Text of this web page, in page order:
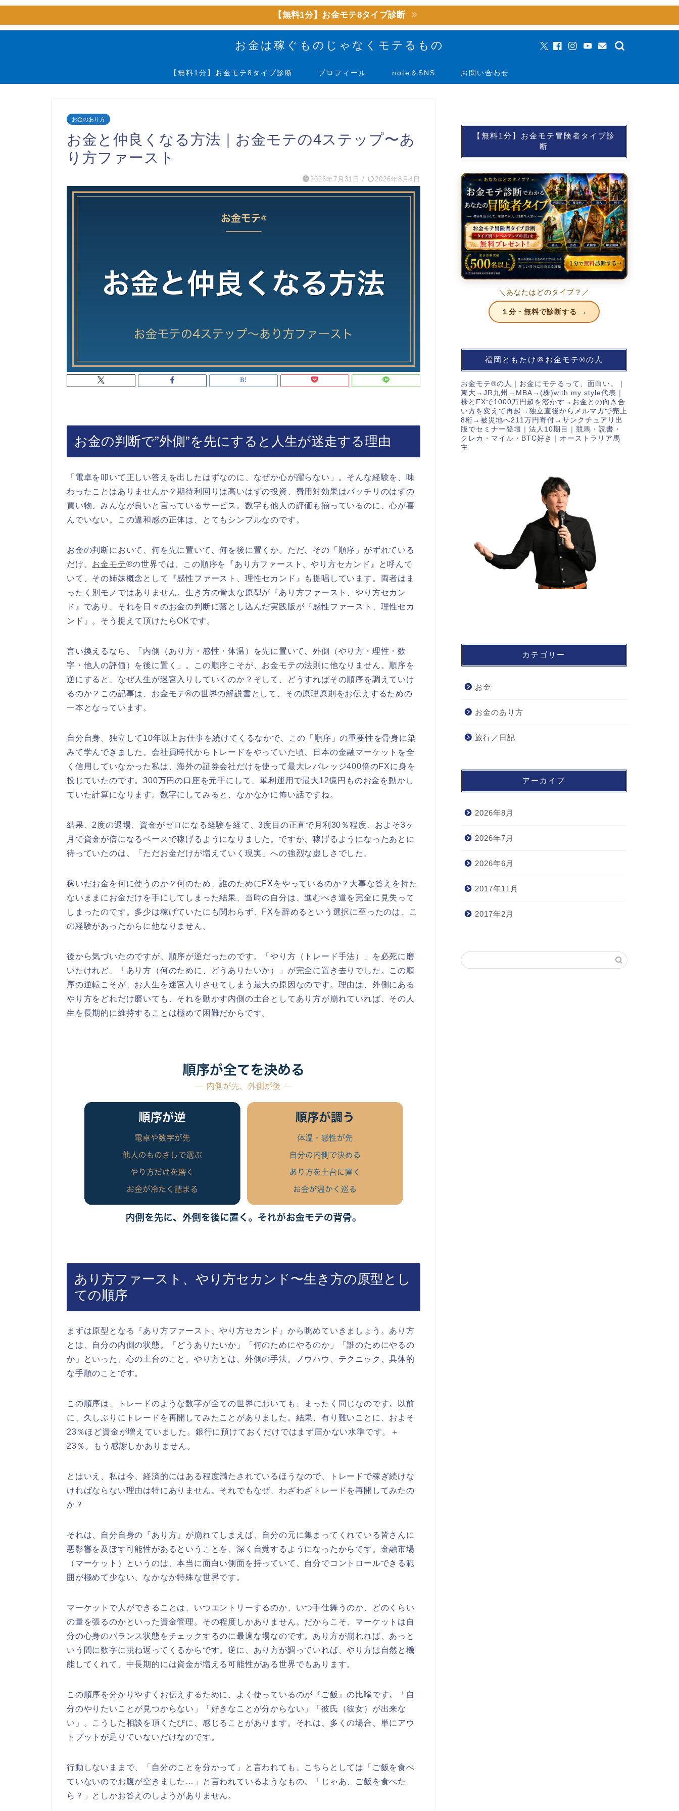
【無料1分】お金モテ8タイプ診断
お金は稼ぐものじゃなくモテるもの
【無料1分】お金モテ8タイプ診断 プロフィール note＆SNS お問い合わせ
お金のあり方
お金と仲良くなる方法｜お金モテの4ステップ〜あ
り方ファースト
2026年7月31日 / 2026年8月4日
お金の判断で”外側”を先にすると人生が迷走する理由
「電卓を叩いて正しい答えを出したはずなのに、なぜか心が躍らない」。そんな経験を、味
わったことはありませんか？期待利回りは高いはずの投資、費用対効果はバッチリのはずの
買い物、みんなが良いと言っているサービス。数字も他人の評価も揃っているのに、心が喜
んでいない。この違和感の正体は、とてもシンプルなのです。
お金の判断において、何を先に置いて、何を後に置くか。ただ、その「順序」がずれている
だけ。 お金モテ®の世界では、この順序を『あり方ファースト、やり方セカンド』と呼んで
いて、その姉妹概念として『感性ファースト、理性セカンド』も提唱しています。両者はま
ったく別モノではありません。生き方の骨太な原型が『あり方ファースト、やり方セカン
ド』であり、それを日々のお金の判断に落とし込んだ実践版が『感性ファースト、理性セカ
ンド』。そう捉えて頂けたらOKです。
言い換えるなら、「内側（あり方・感性・体温）を先に置いて、外側（やり方・理性・数
字・他人の評価）を後に置く」。この順序こそが、お金モテの法則に他なりません。順序を
逆にすると、なぜ人生が迷宮入りしていくのか？そして、どうすればその順序を調えていけ
るのか？この記事は、お金モテ®の世界の解説書として、その原理原則をお伝えするための
一本となっています。
自分自身、独立して10年以上お仕事を続けてくるなかで、この「順序」の重要性を骨身に染
みて学んできました。会社員時代からトレードをやっていた頃、日本の金融マーケットを全
く信用していなかった私は、海外の証券会社だけを使って最大レバレッジ400倍のFXに身を
投じていたのです。300万円の口座を元手にして、単利運用で最大12億円ものお金を動かし
ていた計算になります。数字にしてみると、なかなかに怖い話ですね。
結果、2度の退場、資金がゼロになる経験を経て、3度目の正直で月利30％程度、およそ3ヶ
月で資金が倍になるベースで稼げるようになりました。ですが、稼げるようになったあとに
待っていたのは、「ただお金だけが増えていく現実」への強烈な虚しさでした。
稼いだお金を何に使うのか？何のため、誰のためにFXをやっているのか？大事な答えを持た
ないままにお金だけを手にしてしまった結果、当時の自分は、進むべき道を完全に見失って
しまったのです。多少は稼げていたにも関わらず、FXを辞めるという選択に至ったのは、こ
の経験があったからに他なりません。
後から気づいたのですが、順序が逆だったのです。「やり方（トレード手法）」を必死に磨
いたけれど、「あり方（何のために、どうありたいか）」が完全に置き去りでした。この順
序の逆転こそが、お人生を迷宮入りさせてしまう最大の原因なのです。理由は、外側にある
やり方をどれだけ磨いても、それを動かす内側の土台としてあり方が崩れていれば、その人
生を長期的に維持することは極めて困難だからです。
あり方ファースト、やり方セカンド〜生き方の原型とし
ての順序
まずは原型となる『あり方ファースト、やり方セカンド』から眺めていきましょう。あり方
とは、自分の内側の状態。「どうありたいか」「何のためにやるのか」「誰のためにやるの
か」といった、心の土台のこと。やり方とは、外側の手法。ノウハウ、テクニック、具体的
な手順のことです。
この順序は、トレードのような数字が全ての世界においても、まったく同じなのです。以前
に、久しぶりにトレードを再開してみたことがありました。結果、有り難いことに、およそ
23％ほど資金が増えていました。銀行に預けておくだけではまず届かない水準です。＋
23％。もう感謝しかありません。
とはいえ、私は今、経済的にはある程度満たされているほうなので、トレードで稼ぎ続けな
ければならない理由は特にありません。それでもなぜ、わざわざトレードを再開してみたの
か？
それは、自分自身の『あり方』が崩れてしまえば、自分の元に集まってくれている皆さんに
悪影響を及ぼす可能性があるということを、深く自覚するようになったからです。金融市場
（マーケット）というのは、本当に面白い側面を持っていて、自分でコントロールできる範
囲が極めて少ない、なかなか特殊な世界です。
マーケットで人ができることは、いつエントリーするのか、いつ手仕舞うのか、どのくらい
の量を張るのかといった資金管理。その程度しかありません。だからこそ、マーケットは自
分の心身のバランス状態をチェックするのに最適な場なのです。あり方が崩れれば、あっと
いう間に数字に跳ね返ってくるからです。逆に、あり方が調っていれば、やり方は自然と機
能してくれて、中長期的には資金が増える可能性がある世界でもあります。
この順序を分かりやすくお伝えするために、よく使っているのが『ご飯』の比喩です。「自
分のやりたいことが見つからない」「好きなことが分からない」「彼氏（彼女）が出来な
い」。こうした相談を頂くたびに、感じることがあります。それは、多くの場合、単にアウ
トプットが足りていないだけなのです。
行動しないままで、「自分のことを分かって」と言われても、こちらとしては「ご飯を食べ
ていないのでお腹が空きました…」と言われているようなもの。「じゃあ、ご飯を食べた
ら？」としかお答えのしようがありません。
【無料1分】お金モテ冒険者タイプ診
断
＼あなたはどのタイプ？／
１分・無料で診断する →
福岡ともたけ＠お金モテ®の人
お金モテ®の人｜お金にモテるって、面白い。｜
東大→JR九州→MBA→(株)with my style代表｜
株とFXで1000万円超を溶かす→お金との向き合
い方を変えて再起→独立直後からメルマガで売上
8桁→被災地へ211万円寄付→サンクチュアリ出
版でセミナー登壇｜法人10期目｜競馬・読書・
クレカ・マイル・BTC好き｜オーストラリア馬
主
カテゴリー
お金
お金のあり方
旅行／日記
アーカイブ
2026年8月
2026年7月
2026年6月
2017年11月
2017年2月